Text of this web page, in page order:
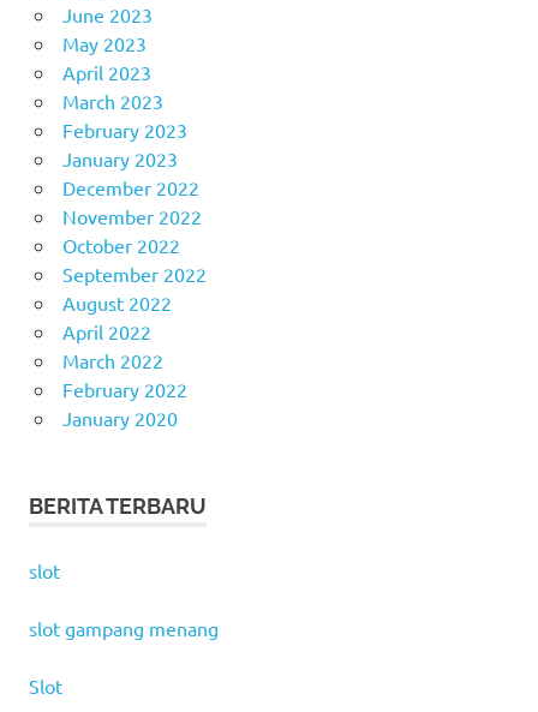
June 2023
May 2023
April 2023
March 2023
February 2023
January 2023
December 2022
November 2022
October 2022
September 2022
August 2022
April 2022
March 2022
February 2022
January 2020
BERITA TERBARU
slot
slot gampang menang
Slot